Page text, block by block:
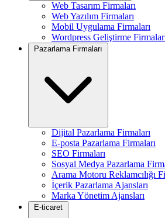
Web Tasarım Firmaları
Web Yazılım Firmaları
Mobil Uygulama Firmaları
Wordpress Geliştirme
Pazarlama Firmaları
Dijital Pazarlama Firmaları
E-posta Pazarlama Firmaları
SEO Firmaları
Sosyal Medya Pazarlama
Arama Motoru Reklamcılığı
İçerik Pazarlama Ajansları
Marka Yönetim Ajansları
E-ticaret